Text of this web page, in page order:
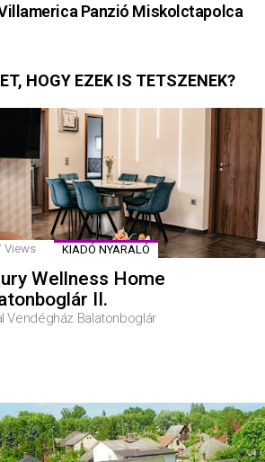
Panzió Miskolctapolca
HOGY EZEK IS TETSZENEK?
Views KIADÓ NYARALÓ
Wellness Home
II.
Vendégház Balatonboglár